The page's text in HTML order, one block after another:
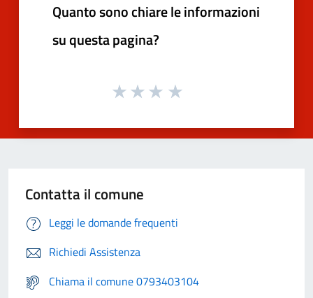
Quanto sono chiare le informazioni
su questa pagina?
Contatta il comune
Leggi le domande frequenti
Richiedi Assistenza
Chiama il comune 0793403104